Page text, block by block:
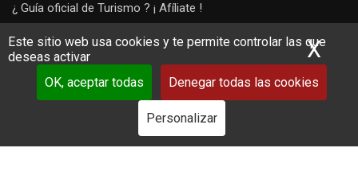
Este sitio web usa cookies y te permite controlar las que
deseas activar
OK, aceptar todas
Denegar todas las cookies
Personalizar
X
¿ Guía oficial de Turismo ? ¡ Afíliate !
Subir una visita y empezar a trabajar !